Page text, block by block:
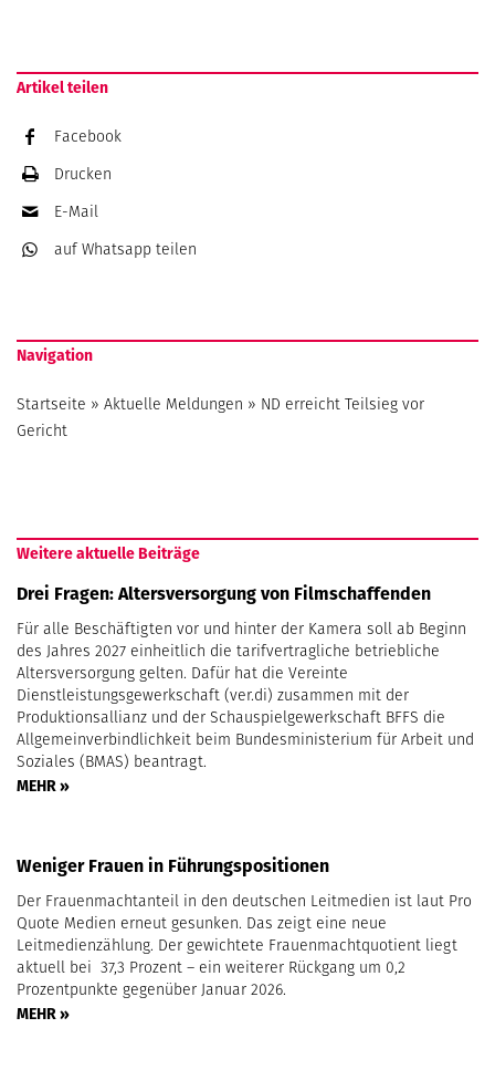
Artikel teilen
Facebook
Drucken
E-Mail
auf Whatsapp teilen
Navigation
Startseite » Aktuelle Meldungen » ND erreicht Teilsieg vor
Gericht
Weitere aktuelle Beiträge
Drei Fragen: Altersversorgung von Filmschaffenden
Für alle Beschäftigten vor und hinter der Kamera soll ab Beginn
des Jahres 2027 einheitlich die tarifvertragliche betriebliche
Altersversorgung gelten. Dafür hat die Vereinte
Dienstleistungsgewerkschaft (ver.di) zusammen mit der
Produktionsallianz und der Schauspielgewerkschaft BFFS die
Allgemeinverbindlichkeit beim Bundesministerium für Arbeit und
Soziales (BMAS) beantragt.
MEHR »
Weniger Frauen in Führungspositionen
Der Frauenmachtanteil in den deutschen Leitmedien ist laut Pro
Quote Medien erneut gesunken. Das zeigt eine neue
Leitmedienzählung. Der gewichtete Frauenmachtquotient liegt
aktuell bei 37,3 Prozent – ein weiterer Rückgang um 0,2
Prozentpunkte gegenüber Januar 2026.
MEHR »